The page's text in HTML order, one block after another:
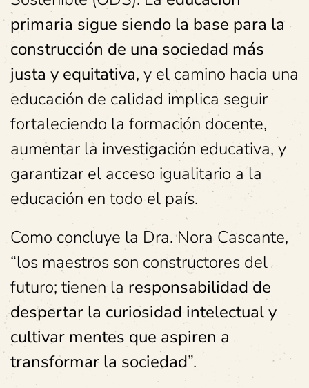
primaria sigue siendo la base para la
construcción de una sociedad más
justa y equitativa, y el camino hacia una
educación de calidad implica seguir
fortaleciendo la formación docente,
aumentar la investigación educativa, y
garantizar el acceso igualitario a la
educación en todo el país.
Como concluye la Dra. Nora Cascante,
“los maestros son constructores del
futuro; tienen la responsabilidad de
despertar la curiosidad intelectual y
cultivar mentes que aspiren a
transformar la sociedad”.